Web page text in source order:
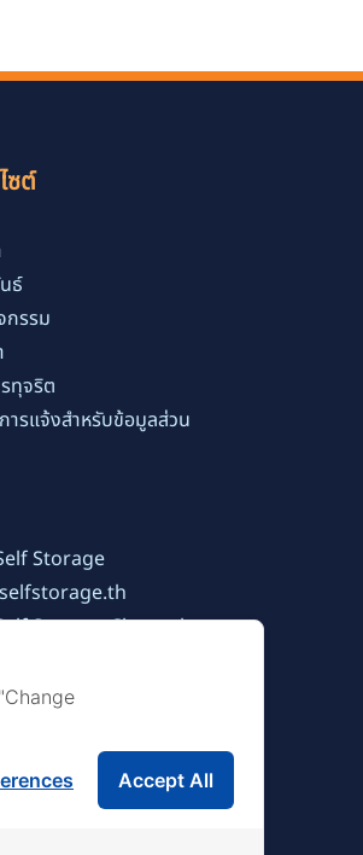
ซต์
ธ์
กรรม
ทุจริต
ารแจ้งสำหรับข้อมูลส่วน
Storage
Storage Channel
Accept All